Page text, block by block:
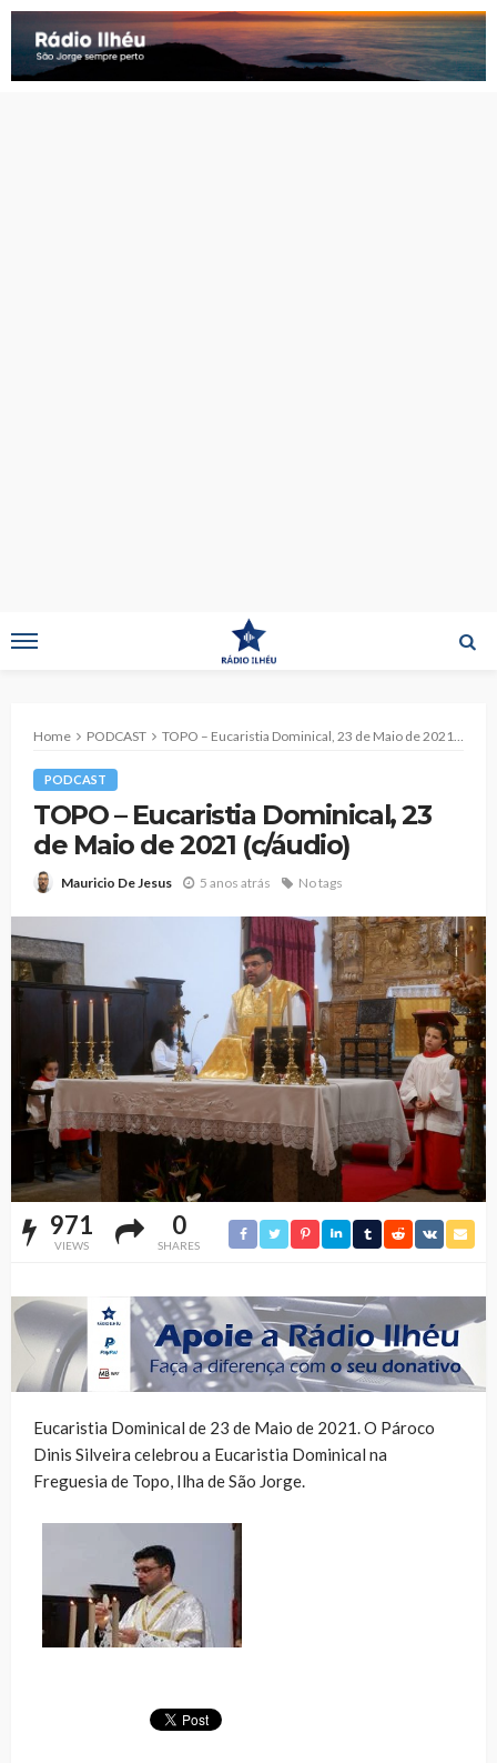
Home PODCAST TOPO – Eucaristia Dominical, 23 de Maio de 2021 (c/áudio)
PODCAST
TOPO – Eucaristia Dominical, 23
de Maio de 2021 (c/áudio)
Mauricio De Jesus 5 anos atrás No tags
971
VIEWS
0
SHARES
Eucaristia Dominical de 23 de Maio de 2021. O Pároco
Dinis Silveira celebrou a Eucaristia Dominical na
Freguesia de Topo, Ilha de São Jorge.